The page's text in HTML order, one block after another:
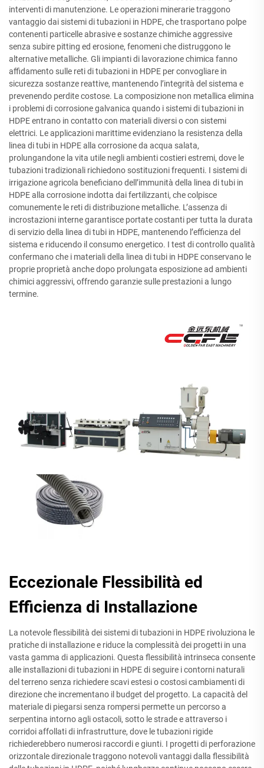
interventi di manutenzione. Le operazioni minerarie traggono
vantaggio dai sistemi di tubazioni in HDPE, che trasportano polpe
contenenti particelle abrasive e sostanze chimiche aggressive
senza subire pitting ed erosione, fenomeni che distruggono le
alternative metalliche. Gli impianti di lavorazione chimica fanno
affidamento sulle reti di tubazioni in HDPE per convogliare in
sicurezza sostanze reattive, mantenendo l’integrità del sistema e
prevenendo perdite costose. La composizione non metallica elimina
i problemi di corrosione galvanica quando i sistemi di tubazioni in
HDPE entrano in contatto con materiali diversi o con sistemi
elettrici. Le applicazioni marittime evidenziano la resistenza della
linea di tubi in HDPE alla corrosione da acqua salata,
prolungandone la vita utile negli ambienti costieri estremi, dove le
tubazioni tradizionali richiedono sostituzioni frequenti. I sistemi di
irrigazione agricola beneficiano dell’immunità della linea di tubi in
HDPE alla corrosione indotta dai fertilizzanti, che colpisce
comunemente le reti di distribuzione metalliche. L’assenza di
incrostazioni interne garantisce portate costanti per tutta la durata
di servizio della linea di tubi in HDPE, mantenendo l’efficienza del
sistema e riducendo il consumo energetico. I test di controllo qualità
confermano che i materiali della linea di tubi in HDPE conservano le
proprie proprietà anche dopo prolungata esposizione ad ambienti
chimici aggressivi, offrendo garanzie sulle prestazioni a lungo
termine.
Eccezionale Flessibilità ed
Efficienza di Installazione
La notevole flessibilità dei sistemi di tubazioni in HDPE rivoluziona le
pratiche di installazione e riduce la complessità dei progetti in una
vasta gamma di applicazioni. Questa flessibilità intrinseca consente
alle installazioni di tubazioni in HDPE di seguire i contorni naturali
del terreno senza richiedere scavi estesi o costosi cambiamenti di
direzione che incrementano il budget del progetto. La capacità del
materiale di piegarsi senza rompersi permette un percorso a
serpentina intorno agli ostacoli, sotto le strade e attraverso i
corridoi affollati di infrastrutture, dove le tubazioni rigide
richiederebbero numerosi raccordi e giunti. I progetti di perforazione
orizzontale direzionale traggono notevoli vantaggi dalla flessibilità